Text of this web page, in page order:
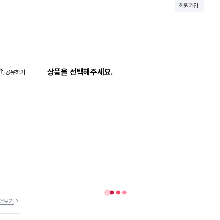
회원가입
공유하기
보기
상품을 선택해주세요.